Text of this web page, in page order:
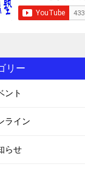
リー
ント
ライン
らせ